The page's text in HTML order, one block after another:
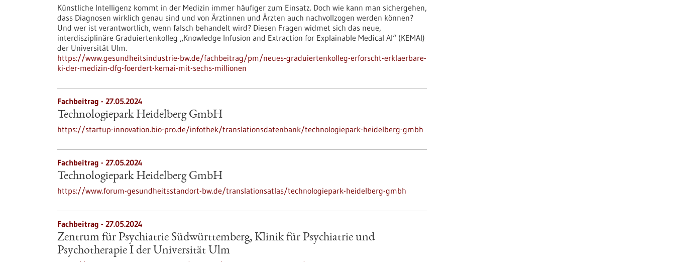
Künstliche Intelligenz kommt in der Medizin immer häufiger zum Einsatz. Doch wie kann man sichergehen,
dass Diagnosen wirklich genau sind und von Ärztinnen und Ärzten auch nachvollzogen werden können?
Und wer ist verantwortlich, wenn falsch behandelt wird? Diesen Fragen widmet sich das neue,
interdisziplinäre Graduiertenkolleg „Knowledge Infusion and Extraction for Explainable Medical AI“ (KEMAI)
der Universität Ulm.
https://www.gesundheitsindustrie-bw.de/fachbeitrag/pm/neues-graduiertenkolleg-erforscht-erklaerbare-
ki-der-medizin-dfg-foerdert-kemai-mit-sechs-millionen
Fachbeitrag - 27.05.2024
Technologiepark Heidelberg GmbH
https://startup-innovation.bio-pro.de/infothek/translationsdatenbank/technologiepark-heidelberg-gmbh
Fachbeitrag - 27.05.2024
Technologiepark Heidelberg GmbH
https://www.forum-gesundheitsstandort-bw.de/translationsatlas/technologiepark-heidelberg-gmbh
Fachbeitrag - 27.05.2024
Zentrum für Psychiatrie Südwürttemberg, Klinik für Psychiatrie und
Psychotherapie I der Universität Ulm